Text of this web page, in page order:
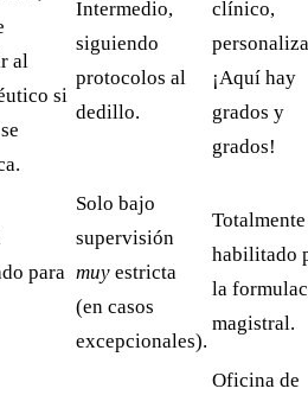
al
si
Intermedio,
siguiendo
protocolos al
dedillo.
clínico,
¡Aquí hay
grados y
grados!
para
Solo bajo
supervisión
muy estricta
(en casos
excepcionales).
Totalmente
habilitado
la
magistral.
Oficina de